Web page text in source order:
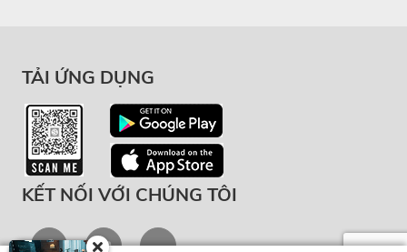
TẢI ỨNG DỤNG
KẾT NỐI VỚI CHÚNG TÔI